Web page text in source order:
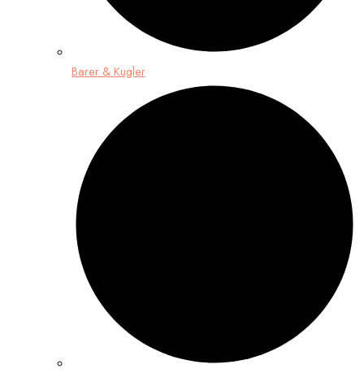
Barer & Kugler